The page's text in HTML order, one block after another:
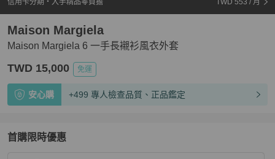
信用卡分期・入手精品零負擔 TWD 553 / 月
Maison Margiela 6 一手長襯衫風衣外套
Maison Margiela
TWD 15,000 免運
安心購 +499 專人檢查品質、正品鑑定
首購限時優惠